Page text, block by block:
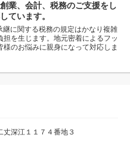
業、会計、税務のご支援をし
ています。
に関する税務の規定はかなり複雑
を生じます。地元密着によるフッ
のお悩みに親身になって対応しま
丈深江１１７４番地３